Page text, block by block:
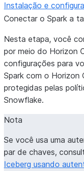
Instalação e
Conectar o Spark a
Nesta etapa, você
por meio do Horizon
configurações para
Spark com o Horizon
protegidas pelas
Snowflake.
Nota
Se você usa uma
par de chaves,
Iceberg usando